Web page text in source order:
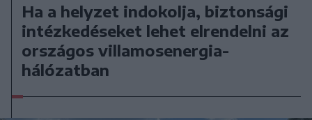
Ha a helyzet indokolja, biztonsági
intézkedéseket lehet elrendelni az
országos villamosenergia-
hálózatban